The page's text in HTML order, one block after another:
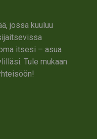
jossa kuuluu
itsesi – asua
Tule mukaan